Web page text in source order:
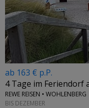
ab 163 € p.P.
4 Tage im Feriendorf
REWE REISEN • WOHLENBERG
BIS DEZEMBER